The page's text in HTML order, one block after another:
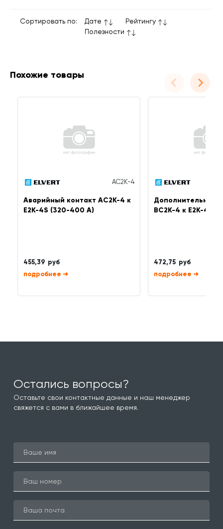
Сортировать по: Дате
Рейтингу
Полезности
Похожие товары
AC2K-4
Аварийный контакт AC2K-4 к
Е2К-4S (320-400 А)
455,39 руб
➜
Дополнительный
BC2K-4 к Е2К-4S
472,75 руб
➜
Остались вопросы?
Оставьте свои контактные данные и наш менеджер
свяжется с вами в ближайшее время.